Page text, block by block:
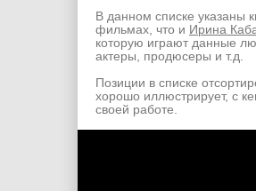
В данном списке указаны
фильмах, что и Ирина
которую играют данные
актеры, продюсеры и т.д.
Позиции в списке
хорошо иллюстрирует, с
своей работе.